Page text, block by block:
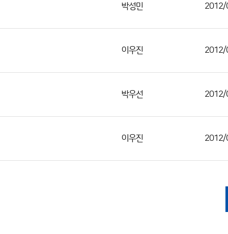
박성민 2012/
이우진 2012/
박우선 2012/
이우진 2012/